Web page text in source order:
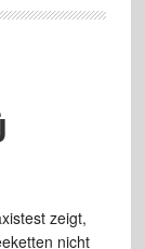
zeigt,
nicht